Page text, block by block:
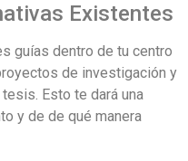
Existentes
guías dentro de tu centro
de investigación y
Esto te dará una
y de de qué manera